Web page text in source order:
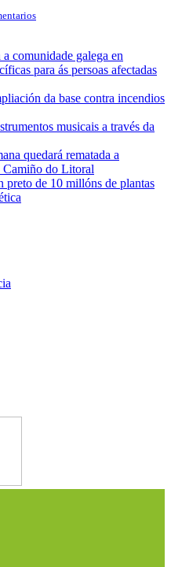
comunidade galega en
para ás persoas afectadas
da base contra incendios
musicais a través da
quedará rematada a
Camiño do Litoral
preto de 10 millóns de plantas